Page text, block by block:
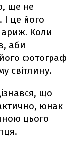
ще не
це його
Коли
аби
фотограф
світлину.
що
юнак
цього